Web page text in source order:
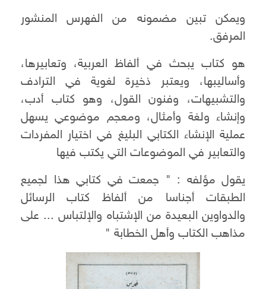
ويمكن تبين مضمونه من الفهرس المنشور
المرفق.
هو كتاب يبحث في ألفاظ العربية، وتعابيرها،
وأساليبها، ويعتبر ذخيرة لغوية في الترادف
والتشبيهات، وفنون القول، وهو كتاب أدب،
وإنشاء ولغة وأمثال، ومعجم موضوعي يسهل
عملية الإنشاء الكتابي البليغ في اختيار المفردات
والتعابير في الموضوعات التي يكتب فيها
يقول مؤلفه : " جمعت في كتابي هذا لجميع
الطبقات أجناسا من ألفاظ كتاب الرسائل
والدواوين البعيدة من الإشتباه والإلتباس ... على
مذاهب الكتاب وأهل الخطابة "